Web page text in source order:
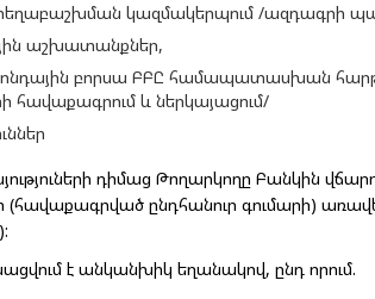
կազմակերպում /ազդագրի
աշխատանքներ,
բորսա ԲԲԸ համապատասխան
և ներկայացում/
դիմաց Թողարկողը Բանկին
(հավաքագրված ընդհանուր գումարի)
է անկանխիկ եղանակով, ընդ որում.